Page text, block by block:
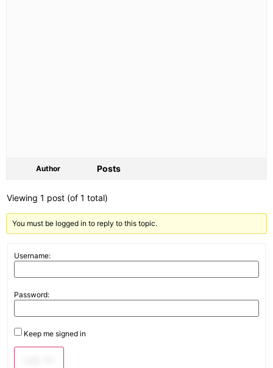
Author Posts
Viewing 1 post (of 1 total)
You must be logged in to reply to this topic.
Username:
Password:
Keep me signed in